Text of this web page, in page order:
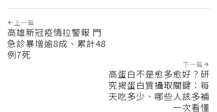
上一篇
高雄新冠疫情拉警報 門
急診暴增逾8成、累計48
例7死
下一篇
高蛋白不是愈多愈好？研
究揭蛋白質攝取關鍵：每
天吃多少、哪些人該多補
一次看懂